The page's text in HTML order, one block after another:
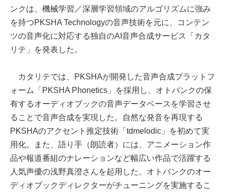
ンクは、機械学習／深層学習領域のアルゴリズムに強み
を持つPKSHA Technologyの音声技術を元に、コンテン
ツの音声化に対応する独自のAI音声合成サービス「カタ
リテ」を発表した。
カタリテでは、PKSHAが開発した音声合成プラットフ
ォーム「PKSHA Phonetics」を採用し、オトバンクの保
有するオーディオブックの音声データベースを学習させ
ることで音声合成を実現した。自然な発音を再現する
PKSHAのアクセント推定技術「tdmelodic」を初めて実
用化。また、語り手（朗読者）には、アニメーション作
品や報道番組のナレーションなど幅広い作品で活躍する
人気声優の浅野真澄さんを起用した。オトバンクのオー
ディオブックディレクターがチューニングを実施するこ